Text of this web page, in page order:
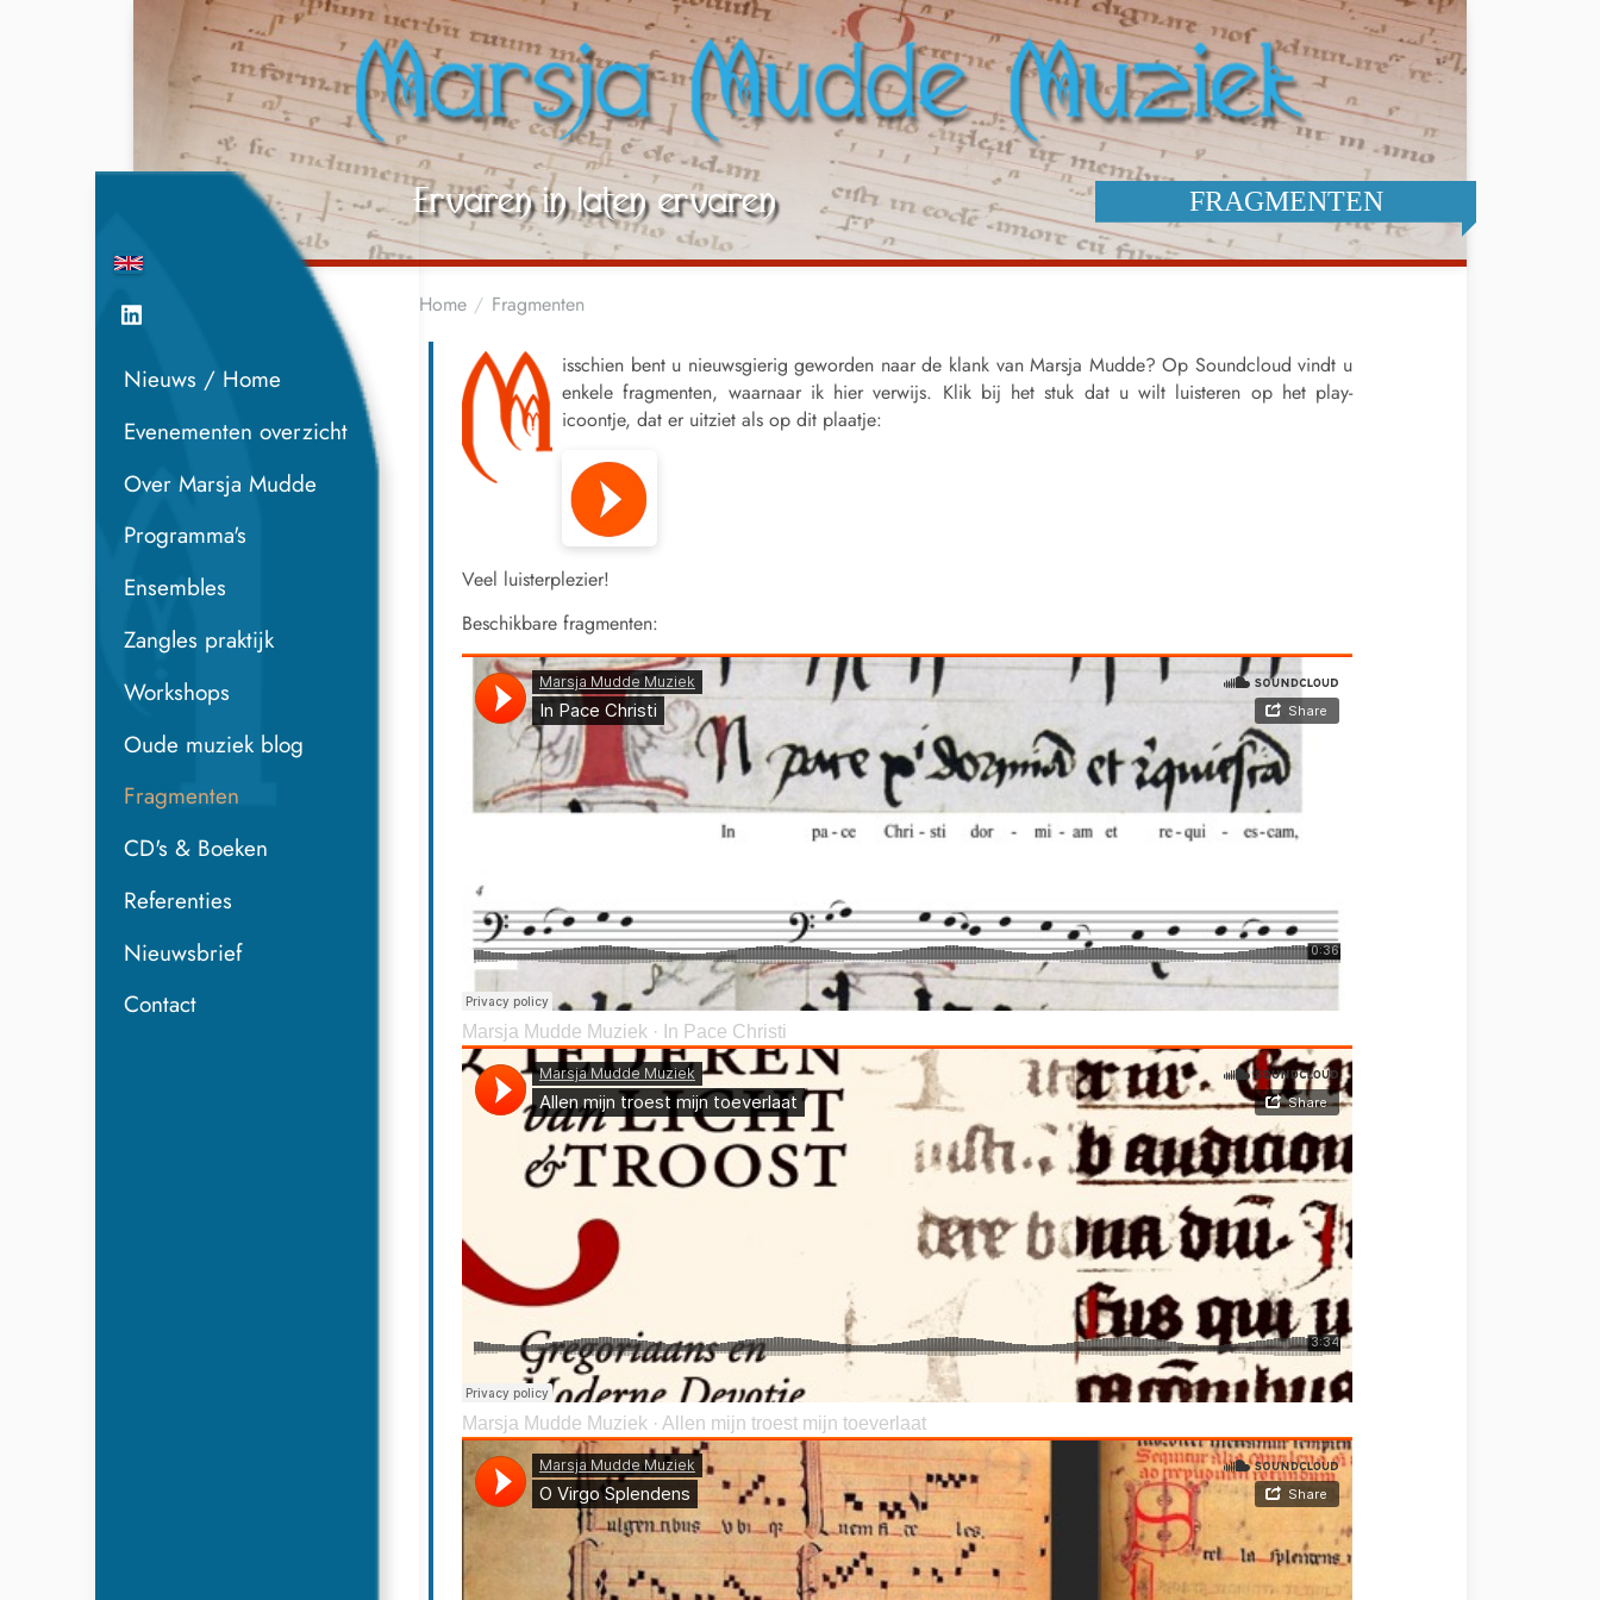
Nieuws / Home
Evenementen overzicht
Over Marsja Mudde
Programma's
Ensembles
Zangles praktijk
Workshops
Oude muziek blog
Fragmenten
CD's & Boeken
Referenties
Nieuwsbrief
Contact
FRAGMENTEN
Home Fragmenten
M
isschien bent u nieuwsgierig geworden naar de klank van Marsja Mudde? Op Soundcloud vindt u
enkele fragmenten, waarnaar ik hier verwijs. Klik bij het stuk dat u wilt luisteren op het play-
icoontje, dat er uitziet als op dit plaatje:
Veel luisterplezier!
Beschikbare fragmenten:
Marsja Mudde Muziek · In Pace Christi
Marsja Mudde Muziek · Allen mijn troest mijn toeverlaat